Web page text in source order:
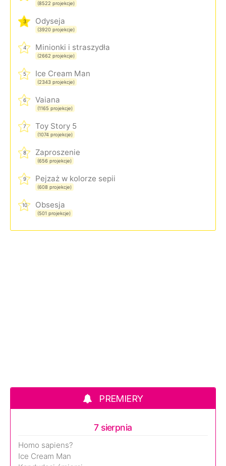
(8522 projekcje)
3 Odyseja
(3920 projekcje)
4 Minionki i straszydła
(2662 projekcje)
5 Ice Cream Man
(2343 projekcje)
6 Vaiana
(1165 projekcje)
7 Toy Story 5
(1074 projekcje)
8 Zaproszenie
(656 projekcje)
9 Pejzaż w kolorze sepii
(608 projekcje)
10 Obsesja
(501 projekcje)
PREMIERY
7 sierpnia
Homo sapiens?
Ice Cream Man